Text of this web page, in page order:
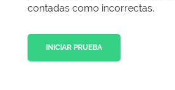
contadas como incorrectas.
INICIAR PRUEBA